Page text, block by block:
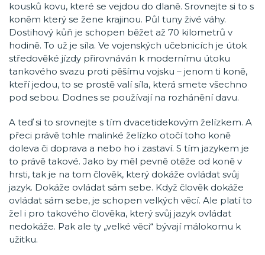
kousků kovu, které se vejdou do dlaně. Srovnejte si to s
koněm který se žene krajinou. Půl tuny živé váhy.
Dostihový kůň je schopen běžet až 70 kilometrů v
hodině. To už je síla. Ve vojenských učebnicích je útok
středověké jízdy přirovnáván k modernímu útoku
tankového svazu proti pěšímu vojsku – jenom ti koně,
kteří jedou, to se prostě valí síla, která smete všechno
pod sebou. Dodnes se používají na rozhánění davu.
A teď si to srovnejte s tím dvacetidekovým želízkem. A
přeci právě tohle malinké želízko otočí toho koně
doleva či doprava a nebo ho i zastaví. S tím jazykem je
to právě takové. Jako by měl pevně otěže od koně v
hrsti, tak je na tom člověk, který dokáže ovládat svůj
jazyk. Dokáže ovládat sám sebe. Když člověk dokáže
ovládat sám sebe, je schopen velkých věcí. Ale platí to
žel i pro takového člověka, který svůj jazyk ovládat
nedokáže. Pak ale ty „velké věci“ bývají málokomu k
užitku.